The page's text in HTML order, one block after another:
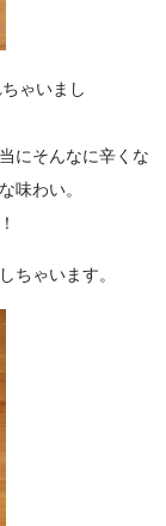
ゃいまし
にそんなに辛くな
味わい。
ちゃいます。